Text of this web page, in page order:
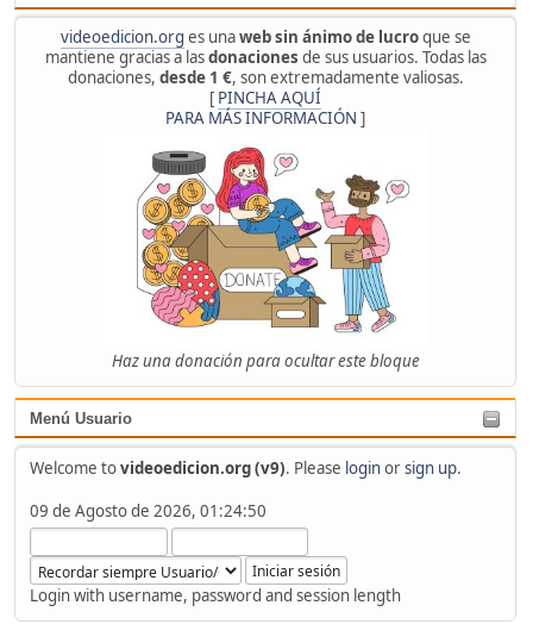
videoedicion.org es unaweb sin ánimo de lucroque se
mantiene gracias a lasdonaciones de sus usuarios. Todas las
donaciones, desde 1 €, son extremadamente valiosas.
[ PINCHA AQUÍ
PARA MÁS INFORMACIÓN ]
Haz una donación para ocultar este bloque
Menú Usuario
Welcome tovideoedicion.org (v9). Please loginorsign up.
09 de Agosto de 2026, 01:24:50
Login with username, password and session length